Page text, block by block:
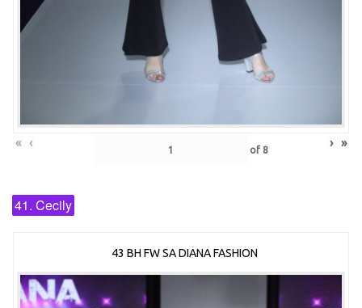
« ‹ of 8 › »
41. Cecily
43 BH FW SA DIANA FASHION